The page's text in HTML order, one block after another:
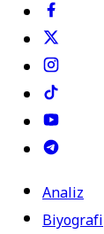
Analiz
Biyografi